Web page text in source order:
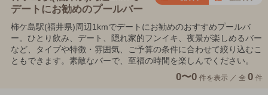
デートにお勧めのプールバー
柿ケ島駅(福井県)周辺1kmでデートにお勧めのおすすめプールバ
ー。ひとり飲み、デート、隠れ家的フンイキ、夜景が楽しめるバー
など、タイプや特徴・雰囲気、ご予算の条件に合わせて絞り込むこ
ともできます。素敵なバーで、至福の時間を楽しんでください。
0〜0 件を表示 ／ 全 0 件